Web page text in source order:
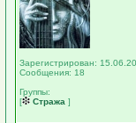
Зарегистрирован:
Сообщения: 18
Группы:
[
Стража ]